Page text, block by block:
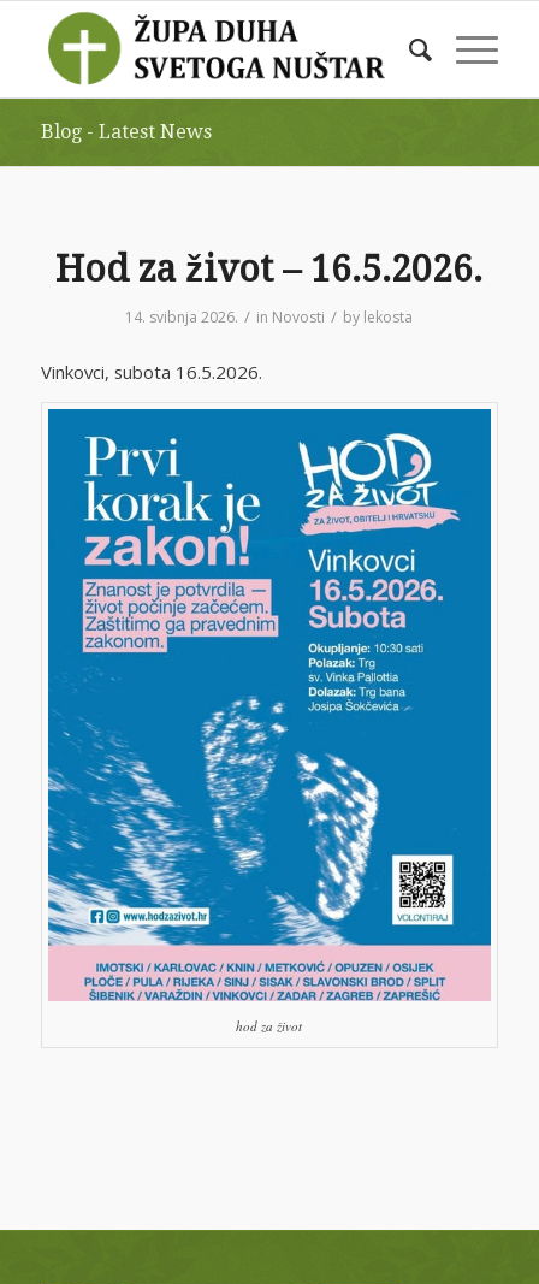
Blog - Latest News
Hod za život – 16.5.2026.
14. svibnja 2026. / in Novosti / by lekosta
Vinkovci, subota 16.5.2026.
hod za život